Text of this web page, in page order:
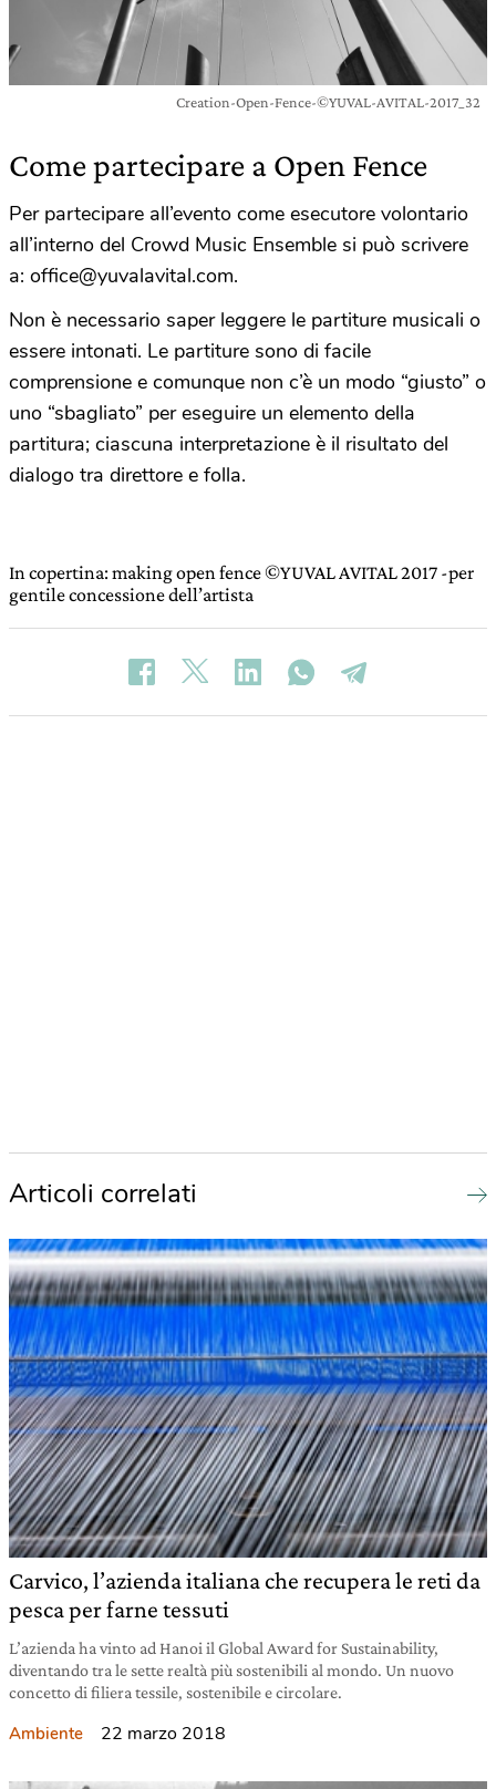
Creation-Open-Fence-©YUVAL-AVITAL-2017_32
Come partecipare a Open Fence
Per partecipare all’evento come esecutore volontario
all’interno del Crowd Music Ensemble si può scrivere
a: office@yuvalavital.com.
Non è necessario saper leggere le partiture musicali o
essere intonati. Le partiture sono di facile
comprensione e comunque non c’è un modo “giusto” o
uno “sbagliato” per eseguire un elemento della
partitura; ciascuna interpretazione è il risultato del
dialogo tra direttore e folla.
In copertina: making open fence ©YUVAL AVITAL 2017 -per
gentile concessione dell’artista
Articoli correlati
Carvico, l’azienda italiana che recupera le reti da
pesca per farne tessuti
L’azienda ha vinto ad Hanoi il Global Award for Sustainability,
diventando tra le sette realtà più sostenibili al mondo. Un nuovo
concetto di filiera tessile, sostenibile e circolare.
Ambiente 22 marzo 2018